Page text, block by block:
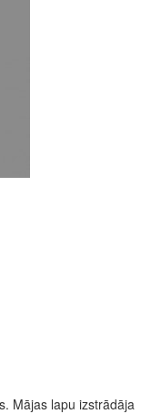
Mājas lapu izstrādāja